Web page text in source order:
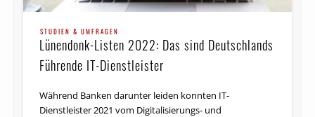
STUDIEN & UMFRAGEN
Lünendonk-Listen 2022: Das sind Deutschlands
Führende IT-Dienstleister
Während Banken darunter leiden konnten IT-
Dienstleister 2021 vom Digitalisierungs- und